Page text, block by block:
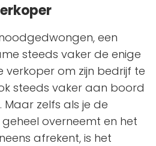
een
steeds vaker de enige
verkoper om zijn bedrijf te
steeds vaker aan boord
zelfs als je de
overneemt en het
afrekent, is het